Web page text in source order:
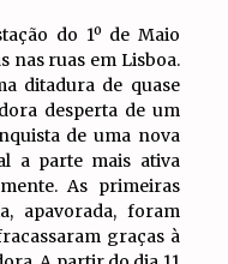
do 1º de Maio
nas ruas em Lisboa.
ditadura de quase
desperta de um
de uma nova
a parte mais ativa
As primeiras
apavorada, foram
graças à